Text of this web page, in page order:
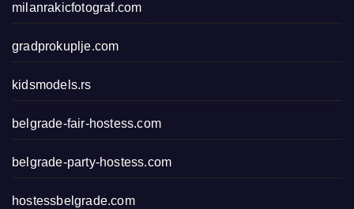
milanrakicfotograf.com
gradprokuplje.com
kidsmodels.rs
belgrade-fair-hostess.com
belgrade-party-hostess.com
hostessbelgrade.com